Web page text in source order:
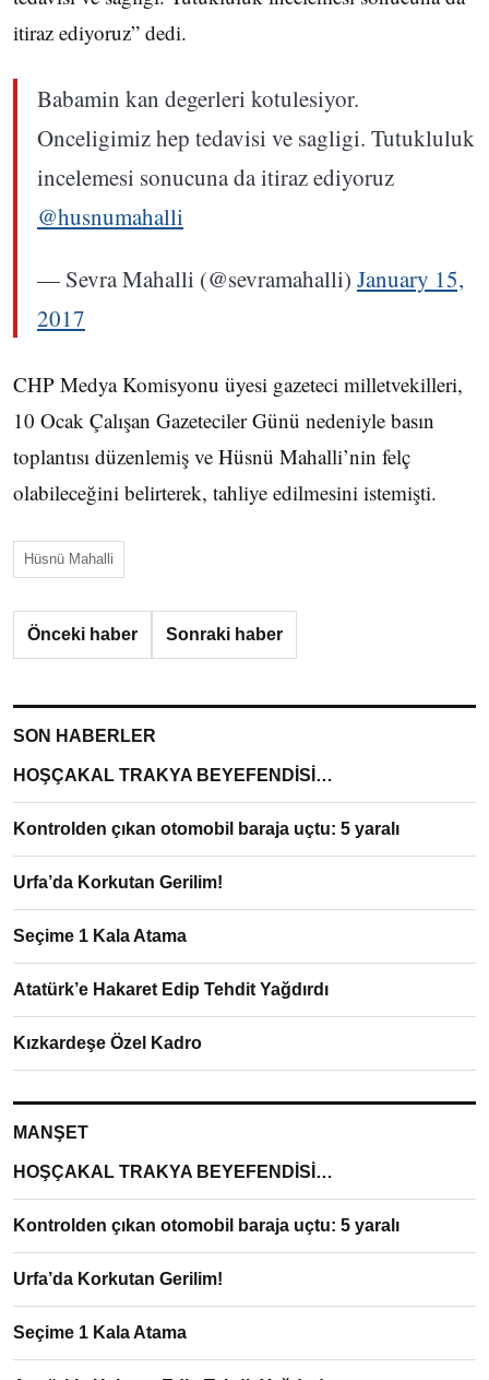
itiraz ediyoruz” dedi.
Babamin kan degerleri kotulesiyor.
Onceligimiz hep tedavisi ve sagligi. Tutukluluk
incelemesi sonucuna da itiraz ediyoruz
@husnumahalli
— Sevra Mahalli (@sevramahalli) January 15,
2017
CHP Medya Komisyonu üyesi gazeteci milletvekilleri,
10 Ocak Çalışan Gazeteciler Günü nedeniyle basın
toplantısı düzenlemiş ve Hüsnü Mahalli’nin felç
olabileceğini belirterek, tahliye edilmesini istemişti.
Hüsnü Mahalli
Önceki haber Sonraki haber
SON HABERLER
HOŞÇAKAL TRAKYA BEYEFENDİSİ…
Kontrolden çıkan otomobil baraja uçtu: 5 yaralı
Urfa’da Korkutan Gerilim!
Seçime 1 Kala Atama
Atatürk’e Hakaret Edip Tehdit Yağdırdı
Kızkardeşe Özel Kadro
MANŞET
HOŞÇAKAL TRAKYA BEYEFENDİSİ…
Kontrolden çıkan otomobil baraja uçtu: 5 yaralı
Urfa’da Korkutan Gerilim!
Seçime 1 Kala Atama